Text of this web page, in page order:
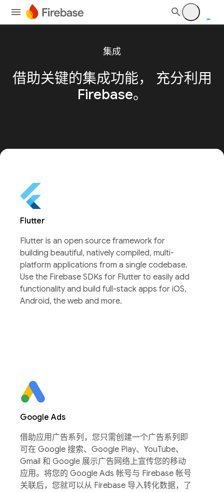
集成
借助关键的集成功能， 充分利用
Firebase。
Flutter
Flutter is an open source framework for
building beautiful, natively compiled, multi-
platform applications from a single codebase.
Use the Firebase SDKs for Flutter to easily add
functionality and build full-stack apps for iOS,
Android, the web and more.
Google Ads
借助应用广告系列，您只需创建一个广告系列即
可在 Google 搜索、Google Play、YouTube、
Gmail 和 Google 展示广告网络上宣传您的移动
应用。将您的 Google Ads 帐号与 Firebase 帐号
关联后，您就可以从 Firebase 导入转化数据，了